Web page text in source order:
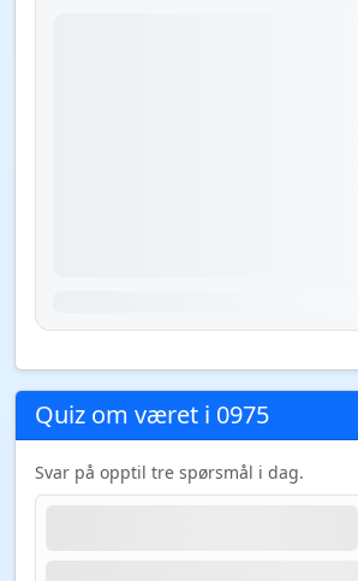
Quiz om været i 0975
Svar på opptil tre spørsmål i dag.